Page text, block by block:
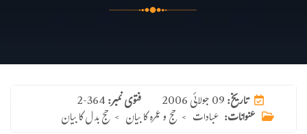
فتوی نمبر:2-364 تاریخ:09 جولائی 2006
عنوانات: عبادات > حج و عمرہ کا بیان > حج بدل کا بیان